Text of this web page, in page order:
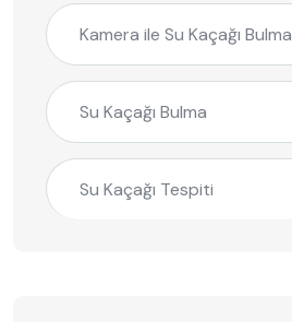
Kamera ile Su Kaçağı Bulma
Su Kaçağı Bulma
Su Kaçağı Tespiti